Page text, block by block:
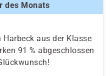
des Monats
aus der Klasse
91 % abgeschlossen